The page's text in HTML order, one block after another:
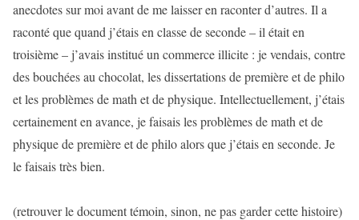
anecdotes sur moi avant de me laisser en raconter d’autres. Il a
raconté que quand j’étais en classe de seconde – il était en
troisième – j’avais institué un commerce illicite : je vendais, contre
des bouchées au chocolat, les dissertations de première et de philo
et les problèmes de math et de physique. Intellectuellement, j’étais
certainement en avance, je faisais les problèmes de math et de
physique de première et de philo alors que j’étais en seconde. Je
le faisais très bien.
(retrouver le document témoin, sinon, ne pas garder cette histoire)